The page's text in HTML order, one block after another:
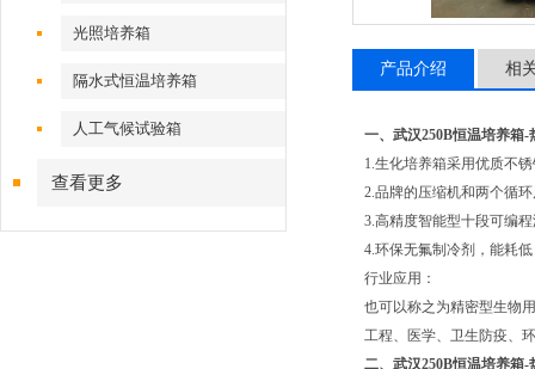
光照培养箱
隔水式恒温培养箱
人工气候试验箱
查看更多
产品介绍 相
一、武汉250B恒温培养箱-
1.生化培养箱采用优质不
2.品牌的压缩机和两个循
3.高精度智能型十段可编
4.环保无氟制冷剂，能耗
行业应用：
也可以称之为精密型生物
工程、医学、卫生防疫、
二、武汉250B恒温培养箱-